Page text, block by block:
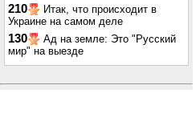
210
Итак, что происходит в
Украине на самом деле
130
Ад на земле: Это "Русский
мир" на выезде